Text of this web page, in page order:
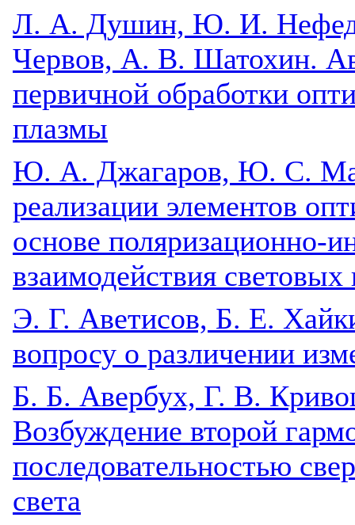
Л. А. Душин, Ю. И.
Червов, А. В. Шатохин.
первичной обработки
плазмы
Ю. А. Джагаров, Ю. С.
реализации элементов
основе поляризационно-
взаимодействия световых
Э. Г. Аветисов, Б. Е.
вопросу о различении
Б. Б. Авербух, Г. В.
Возбуждение второй
последовательностью
света